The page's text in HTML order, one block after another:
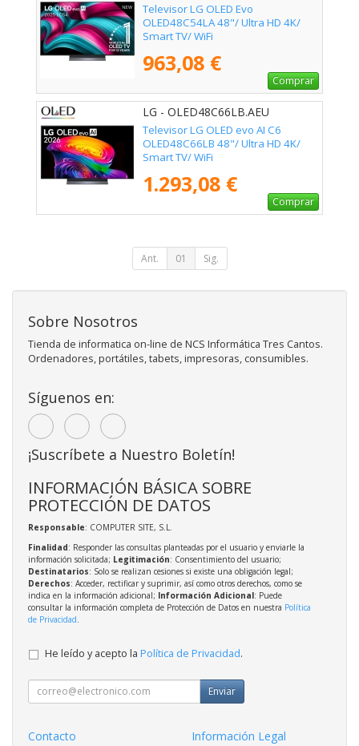
Televisor LG OLED Evo
OLED48C54LA 48"/ Ultra HD 4K/
Smart TV/ WiFi
963,08 €
Comprar
LG - OLED48C66LB.AEU
Televisor LG OLED evo AI C6
OLED48C66LB 48"/ Ultra HD 4K/
Smart TV/ WiFi
1.293,08 €
Comprar
Ant. 01 Sig.
Sobre Nosotros
Tienda de informatica on-line de NCS Informática Tres Cantos.
Ordenadores, portátiles, tabets, impresoras, consumibles.
Síguenos en:
¡Suscríbete a Nuestro Boletín!
INFORMACIÓN BÁSICA SOBRE
PROTECCIÓN DE DATOS
Responsable: COMPUTER SITE, S.L.
Finalidad: Responder las consultas planteadas por el usuario y enviarle la
información solicitada; Legitimación: Consentimiento del usuario;
Destinatarios: Solo se realizan cesiones si existe una obligación legal;
Derechos: Acceder, rectificar y suprimir, así como otros derechos, como se
indica en la información adicional; Información Adicional: Puede
consultar la información completa de Protección de Datos en nuestra Política
de Privacidad
He leído y acepto la Política de Privacidad.
Enviar
Contacto
Información Legal